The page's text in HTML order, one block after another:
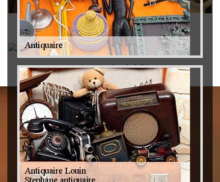
Rachat instrument de musique 79
Achat antiquité 79